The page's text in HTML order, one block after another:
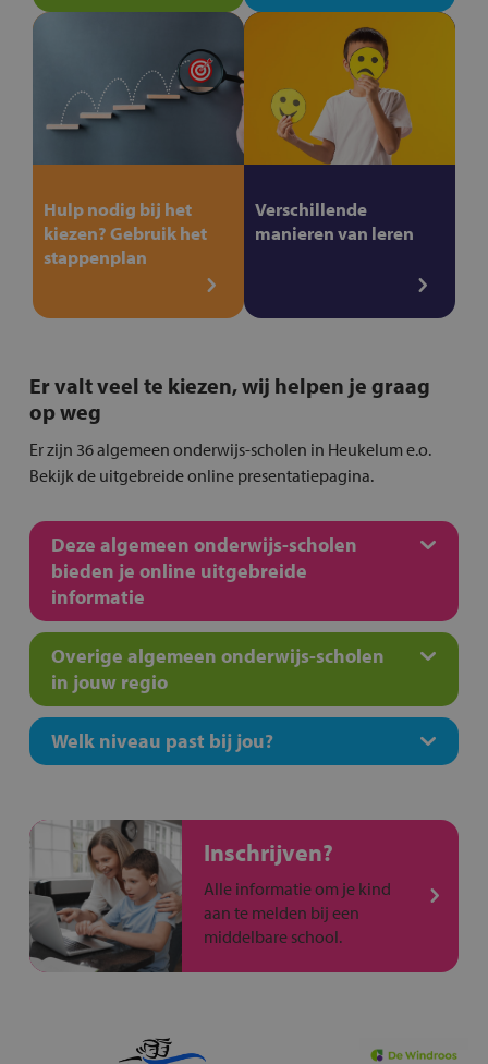
Hulp nodig bij het
kiezen? Gebruik het
stappenplan
Verschillende
manieren van leren
Er valt veel te kiezen, wij helpen je graag
op weg
Er zijn 36 algemeen onderwijs-scholen in Heukelum e.o.
Bekijk de uitgebreide online presentatiepagina.
Deze algemeen onderwijs-scholen
bieden je online uitgebreide
informatie
Overige algemeen onderwijs-scholen
in jouw regio
Welk niveau past bij jou?
Inschrijven?
Alle informatie om je kind
aan te melden bij een
middelbare school.